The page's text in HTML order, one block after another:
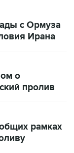
с Ормуза
Ирана
о
пролив
рамках